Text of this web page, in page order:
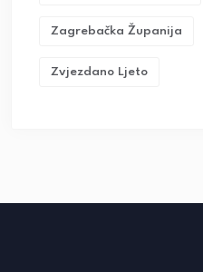
Zagrebačka Županija
Zvjezdano Ljeto